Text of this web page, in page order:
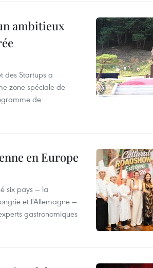
ambitieux
des Startups a
zone spéciale de
de
en Europe
six pays — la
et l'Allemagne —
gastronomiques